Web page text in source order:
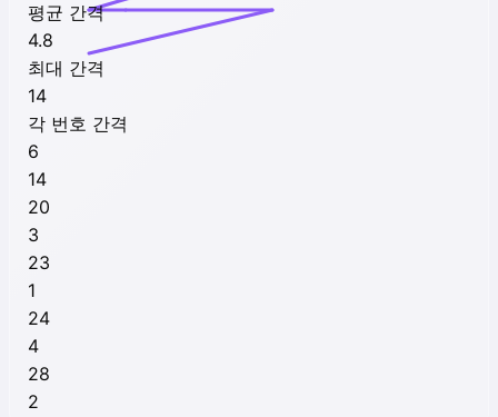
평균 간격
4.8
최대 간격
14
각 번호 간격
6
14
20
3
23
1
24
4
28
2